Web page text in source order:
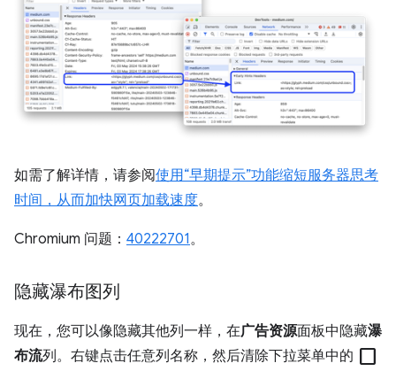
如需了解详情，请参阅使用“早期提示”功能缩短服务器思考
时间，从而加快网页加载速度。
Chromium 问题： 40222701。
隐藏瀑布图列
现在，您可以像隐藏其他列一样，在广告资源面板中隐藏瀑
布流列。右键点击任意列名称，然后清除下拉菜单中的 check_box_outline_blank